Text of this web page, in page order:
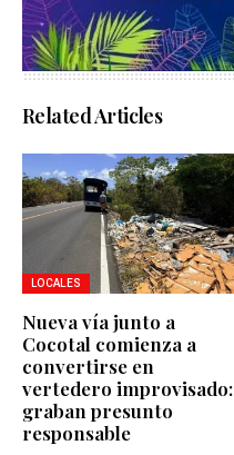
Related Articles
LOCALES
Nueva vía junto a
Cocotal comienza a
convertirse en
vertedero improvisado:
graban presunto
responsable